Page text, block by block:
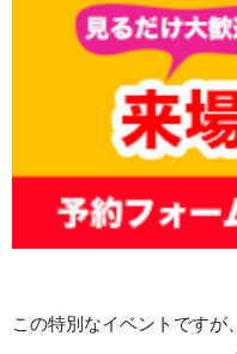
この特別なイベントですが、